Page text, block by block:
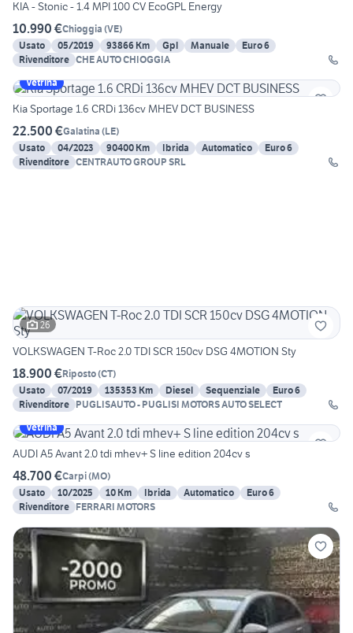
KIA - Stonic - 1.4 MPI 100 CV EcoGPL Energy
10.990 €Chioggia (VE)
Usato
05/2019 93866 Km Gpl Manuale
Euro 6
Rivenditore CHE AUTO CHIOGGIA
Vetrina
Kia Sportage 1.6 CRDi 136cv MHEV DCT BUSINESS
22.500 €Galatina (LE)
Usato
04/2023 90400 Km Ibrida Automatico
Euro 6
Rivenditore CENTRAUTO GROUP SRL
26
VOLKSWAGEN T-Roc 2.0 TDI SCR 150cv DSG 4MOTION Sty
18.900 €Riposto(CT)
Usato
07/2019 135353 Km Diesel Sequenziale
Euro 6
Rivenditore
PUGLISAUTO - PUGLISI MOTORS AUTO SELECT
Vetrina
AUDI A5 Avant 2.0 tdi mhev+ S line edition 204cv s
48.700 €Carpi(MO)
Usato
10/2025 10 Km Ibrida Automatico
Euro 6
Rivenditore FERRARI MOTORS